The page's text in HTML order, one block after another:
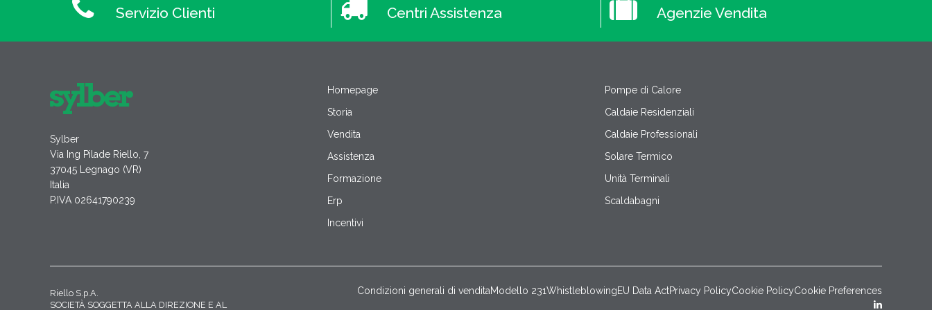
Servizio Clienti Centri Assistenza Agenzie Vendita
Sylber
Via Ing Pilade Riello, 7
37045 Legnago (VR)
Italia
P.IVA 02641790239
Homepage
Storia
Vendita
Assistenza
Formazione
Erp
Incentivi
Pompe di Calore
Caldaie Residenziali
Caldaie Professionali
Solare Termico
Unità Terminali
Scaldabagni
Riello S.p.A.
SOCIETÀ SOGGETTA ALLA DIREZIONE E AL
Condizioni generali di venditaModello 231WhistleblowingEU Data ActPrivacy PolicyCookie PolicyCookie Preferences